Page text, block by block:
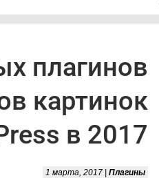
плагинов
картинок
в 2017
1 марта, 2017 | Плагины